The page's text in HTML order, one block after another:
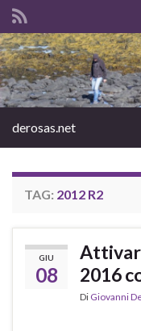
Search
derosas.net
TAG: 2012 R2
GIU
08
2016
Di Giovanni